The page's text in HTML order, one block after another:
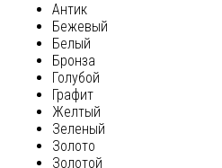
Антик
Бежевый
Белый
Бронза
Голубой
Графит
Желтый
Зеленый
Золото
Золотой